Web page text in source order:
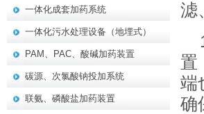
滤
置
端
确
一体化成套加药系统
一体化污水处理设备（地埋式）
PAM、PAC、酸碱加药装置
碳源、次氯酸钠投加系统
联氨、磷酸盐加药装置